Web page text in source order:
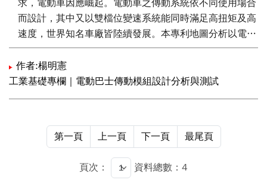
之電動自駕車平台在懸吊機構優化設計前後之動態性能。
求，電動車因應崛起。電動車之傳動系統依不同使用場合
而設計，其中又以雙檔位變速系統能同時滿足高扭矩及高
速度，世界知名車廠皆陸續發展。本專利地圖分析以電動
車用雙檔位變速系統為分析主題，藉由專利地圖分析出技
術集中區及空洞區，深入探討市場現況及產業資訊，擬定
專利布局策略並實際落實布局。
作者:楊明憲
工業基礎專欄｜電動巴士傳動模組設計分析與測試
第一頁 上一頁 下一頁 最尾頁
頁次： 資料總數：4